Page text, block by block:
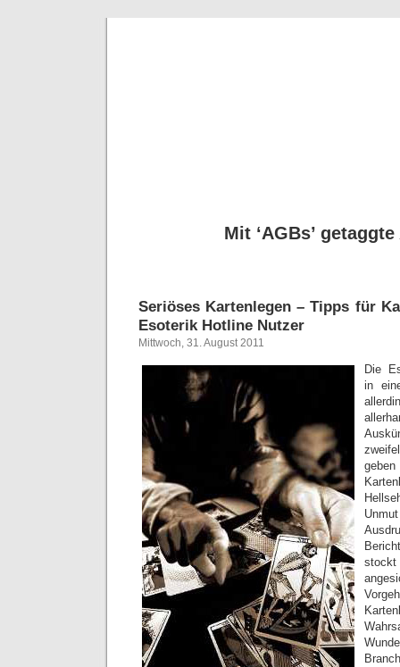
Mit ‘AGBs’
Seriöses Kartenlegen – Tipps für
Esoterik Hotline Nutzer
Mittwoch, 31. August 2011
Die
in
geben